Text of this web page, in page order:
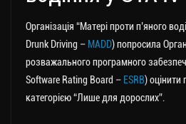
Організація “Матері проти п’яного
Drunk Driving – MADD) попросила
розважального програмного
Software Rating Board – ESRB) оцінити
категорією “Лише для дорослих”.